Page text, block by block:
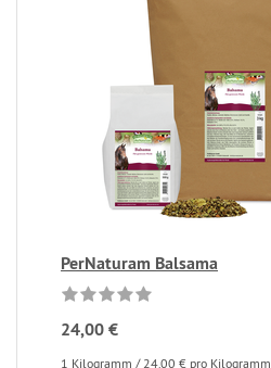
PerNaturam Balsama
24,00 €
1 Kilogramm / 24,00 € pro Kilogramm